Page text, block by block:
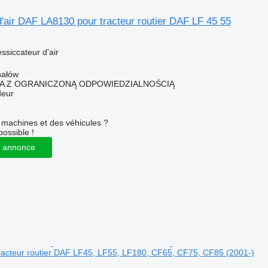
DAF LA8130 pour tracteur routier DAF LF 45 55
d'air
Z OGRANICZONĄ ODPOWIEDZIALNOŚCIĄ
et des véhicules ?
!
annonce
routier DAF LF45, LF55, LF180, CF65, CF75, CF85 (2001-)